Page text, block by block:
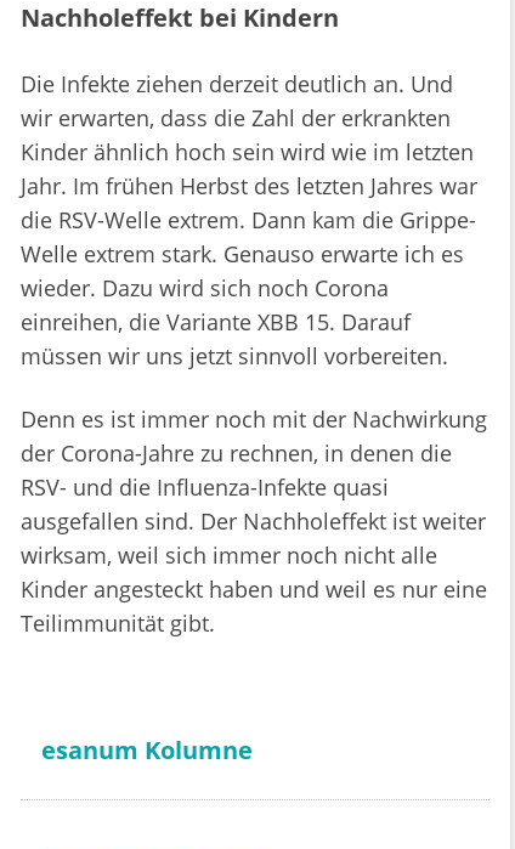
Nachholeffekt bei Kindern
Die Infekte ziehen derzeit deutlich an. Und
wir erwarten, dass die Zahl der erkrankten
Kinder ähnlich hoch sein wird wie im letzten
Jahr. Im frühen Herbst des letzten Jahres war
die RSV-Welle extrem. Dann kam die Grippe-
Welle extrem stark. Genauso erwarte ich es
wieder. Dazu wird sich noch Corona
einreihen, die Variante XBB 15. Darauf
müssen wir uns jetzt sinnvoll vorbereiten.
Denn es ist immer noch mit der Nachwirkung
der Corona-Jahre zu rechnen, in denen die
RSV- und die Influenza-Infekte quasi
ausgefallen sind. Der Nachholeffekt ist weiter
wirksam, weil sich immer noch nicht alle
Kinder angesteckt haben und weil es nur eine
Teilimmunität gibt.
esanum Kolumne